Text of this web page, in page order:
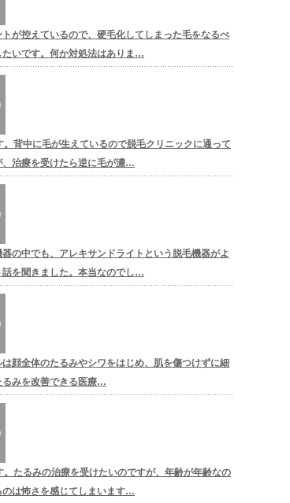
が控えているので、硬毛化してしまった毛をなるべ
たいです。何か対処法はありま…
。背中に毛が生えているので脱毛クリニックに通って
、治療を受けたら逆に毛が濃…
の中でも、アレキサンドライトという脱毛機器がよ
話を聞きました。本当なのでし…
は顔全体のたるみやシワをはじめ、肌を傷つけずに細
るみを改善できる医療…
。たるみの治療を受けたいのですが、年齢が年齢なの
のは怖さを感じてしまいます…